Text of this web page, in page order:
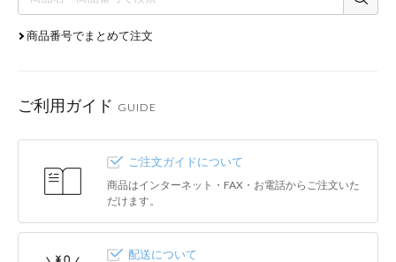
商品番号でまとめて注文
ご利用ガイド GUIDE
ご注文ガイドについて
商品はインターネット・FAX・お電話からご注文いた
だけます。
配送について